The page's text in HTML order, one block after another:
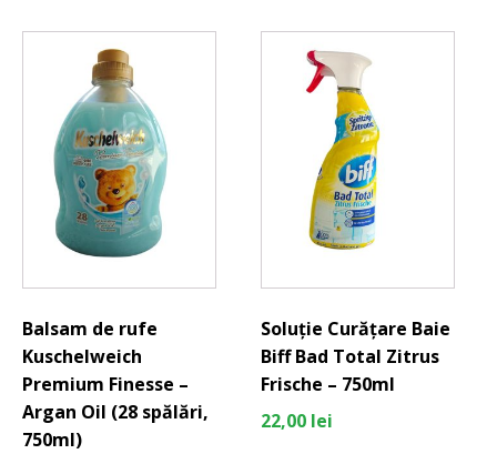
Balsam de rufe
Kuschelweich
Premium Finesse –
Argan Oil (28 spălări,
750ml)
Soluție Curățare Baie
Biff Bad Total Zitrus
Frische – 750ml
22,00 lei